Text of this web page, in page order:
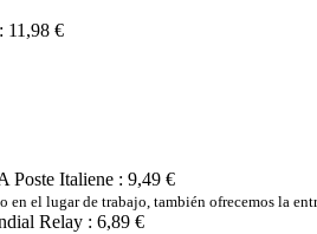
11,98 €
Poste Italiene : 9,49 €
en el lugar de trabajo, también ofrecemos la
Relay : 6,89 €